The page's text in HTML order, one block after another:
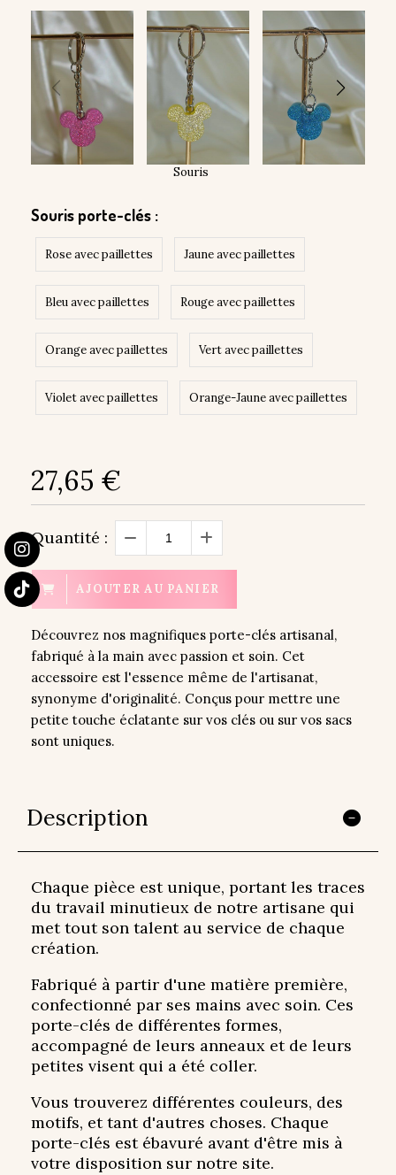
Souris
Souris porte-clés :
Rose avec paillettes Jaune avec paillettes
Bleu avec paillettes Rouge avec paillettes
Orange avec paillettes Vert avec paillettes
Violet avec paillettes Orange-Jaune avec paillettes
27,65 €
Quantité :
AJOUTER AU PANIER
Découvrez nos magnifiques porte-clés artisanal,
fabriqué à la main avec passion et soin. Cet
accessoire est l'essence même de l'artisanat,
synonyme d'originalité. Conçus pour mettre une
petite touche éclatante sur vos clés ou sur vos sacs
sont uniques.
Description
Chaque pièce est unique, portant les traces
du travail minutieux de notre artisane qui
met tout son talent au service de chaque
création.
Fabriqué à partir d'une matière première,
confectionné par ses mains avec soin. Ces
porte-clés de différentes formes,
accompagné de leurs anneaux et de leurs
petites visent qui a été coller.
Vous trouverez différentes couleurs, des
motifs, et tant d'autres choses. Chaque
porte-clés est ébavuré avant d'être mis à
votre disposition sur notre site.